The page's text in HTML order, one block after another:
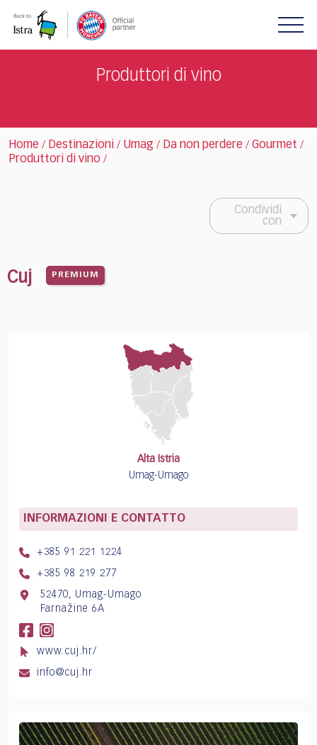
note:
Produttori di vino
Home / Destinazioni / Umag / Da non perdere / Gourmet /
Produttori di vino /
Condividi
con
Cuj PREMIUM
Alta Istria
Umag-Umago
INFORMAZIONI E CONTATTO
+385 91 221 1224
+385 98 219 277
52470, Umag-Umago
Farnažine 6A
www.cuj.hr/
info@cuj.hr